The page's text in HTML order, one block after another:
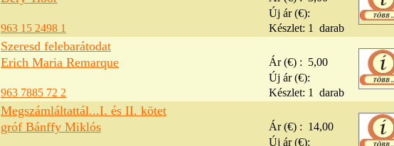
Új ár (€):
963 15 2498 1 Készlet: 1 darab
Szeresd felebarátodat
Erich Maria Remarque Ár (€) : 5,00
Új ár (€):
963 7885 72 2 Készlet: 1 darab
Megszámláltattál...I. és II. kötet
gróf Bánffy Miklós Ár (€) : 14,00
Új ár (€):